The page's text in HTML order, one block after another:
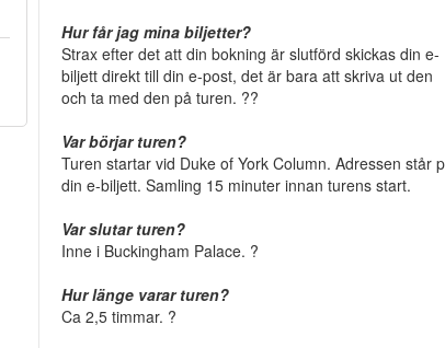
Hur får jag mina biljetter?
Strax efter det att din bokning är slutförd skickas din e-
biljett direkt till din e-post, det är bara att skriva ut den
och ta med den på turen. ??
Var börjar turen?
Turen startar vid Duke of York Column. Adressen står
din e-biljett. Samling 15 minuter innan turens start.
Var slutar turen?
Inne i Buckingham Palace. ?
Hur länge varar turen?
Ca 2,5 timmar. ?